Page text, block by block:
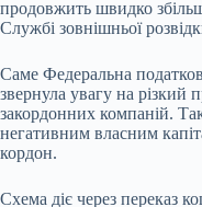
продовжить швидко
Службі зовнішньої
Саме Федеральна
звернула увагу на різкий
закордонних компаній.
негативним власним
кордон.
Схема діє через переказ